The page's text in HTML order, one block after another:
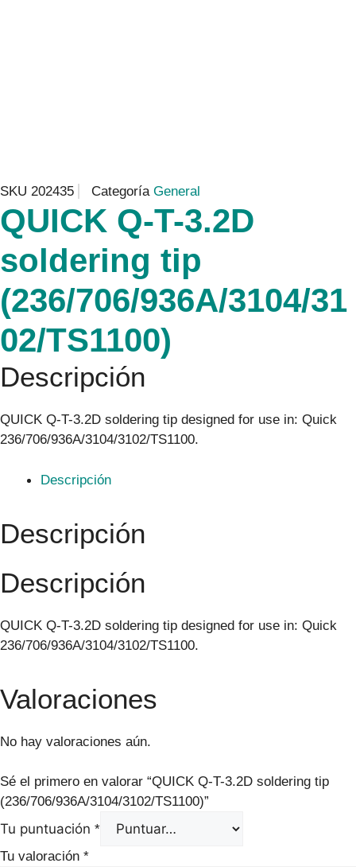
SKU 202435 Categoría General
QUICK Q-T-3.2D
soldering tip
(236/706/936A/3104/31
02/TS1100)
Descripción
QUICK Q-T-3.2D soldering tip designed for use in: Quick
236/706/936A/3104/3102/TS1100.
Descripción
Descripción
Descripción
QUICK Q-T-3.2D soldering tip designed for use in: Quick
236/706/936A/3104/3102/TS1100.
Valoraciones
No hay valoraciones aún.
Sé el primero en valorar “QUICK Q-T-3.2D soldering tip
(236/706/936A/3104/3102/TS1100)”
Tu puntuación *
Tu valoración *